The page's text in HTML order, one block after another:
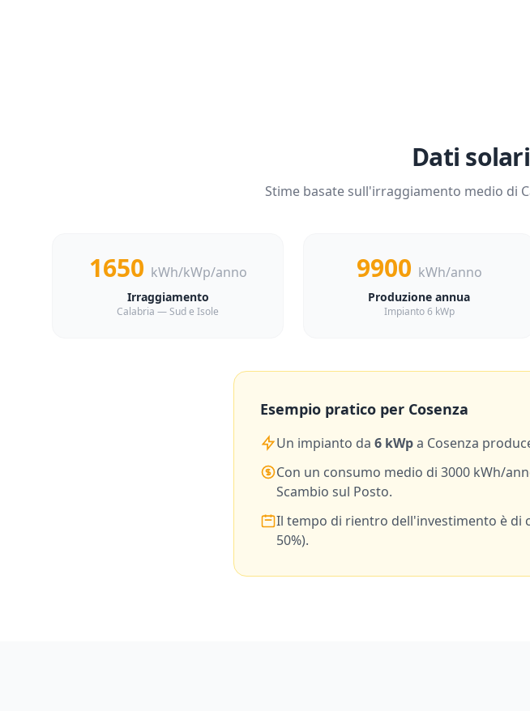
Dati
Stime basate sull'irraggiamento medio di
1650 kWh/kWp/anno
Irraggiamento
Calabria — Sud e Isole
9900 kWh/anno
Produzione annua
Impianto 6 kWp
Esempio pratico per Cosenza
Un impianto da 6 kWpa Cosenza
Con un consumo medio di 3000 kWh/
Scambio sul Posto.
Il tempo di rientro dell'investimento è di
50%).